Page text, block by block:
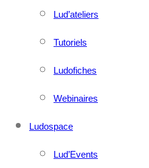
Lud’ateliers
Tutoriels
Ludofiches
Webinaires
Ludospace
Lud’Events